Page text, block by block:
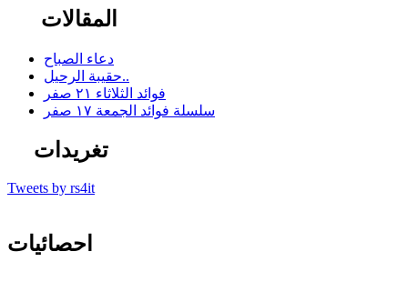
المقالات
دعاء الصباح
حقيبة الرحيل..
فوائد الثلاثاء ٢١ صفر
سلسلة فوائد الجمعة ١٧ صفر
تغريدات
Tweets by rs4it
احصائيات